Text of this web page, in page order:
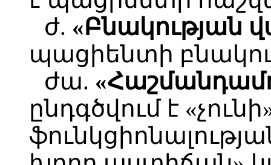
ժ. «Բնակության
պացիենտի
ժա.
ընդգծվում է